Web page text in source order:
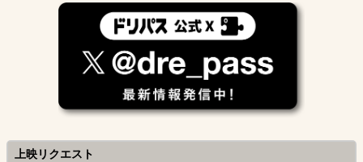
上映リクエスト